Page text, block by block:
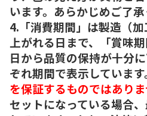
います。あらかじめご了承
4.「消費期間」は製造（
上がれる日まで、「賞味期
日から品質の保持が十分
ぞれ期間で表示しています
を保証するものではありま
セットになっている場合